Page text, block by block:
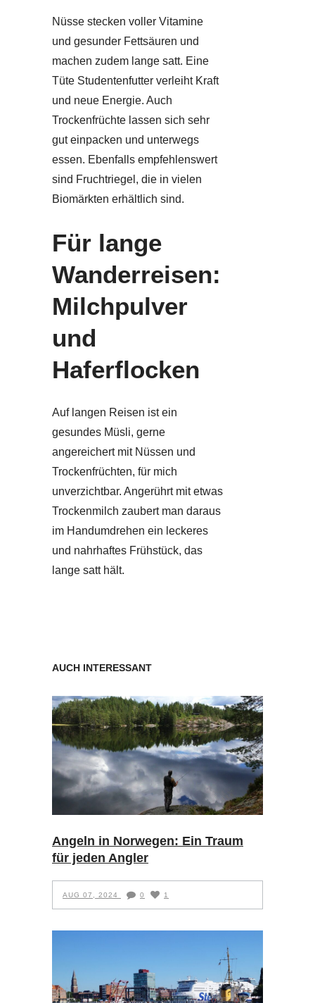
Nüsse stecken voller Vitamine
und gesunder Fettsäuren und
machen zudem lange satt. Eine
Tüte Studentenfutter verleiht Kraft
und neue Energie. Auch
Trockenfrüchte lassen sich sehr
gut einpacken und unterwegs
essen. Ebenfalls empfehlenswert
sind Fruchtriegel, die in vielen
Biomärkten erhältlich sind.
Für lange
Wanderreisen:
Milchpulver
und
Haferflocken
Auf langen Reisen ist ein
gesundes Müsli, gerne
angereichert mit Nüssen und
Trockenfrüchten, für mich
unverzichtbar. Angerührt mit etwas
Trockenmilch zaubert man daraus
im Handumdrehen ein leckeres
und nahrhaftes Frühstück, das
lange satt hält.
AUCH INTERESSANT
Angeln in Norwegen: Ein Traum
für jeden Angler
AUG 07, 2024 0 1